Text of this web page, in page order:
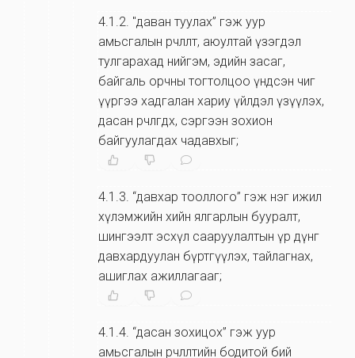
4.1.2. "даван туулах” гэж уур
амьсгалын өөрчлөлт, аюултай үзэгдэл
тулгарахад нийгэм, эдийн засаг,
байгаль орчны тогтолцоо үндсэн чиг
үүргээ хадгалан хариу үйлдэл үзүүлэх,
дасан өөрчлөгдөх, сэргээн зохион
байгуулагдах чадавхыг;
4.1.3. “давхар тооллого” гэж нэг ижил
хүлэмжийн хийн ялгарлын бууралт,
шингээлт эсхүл сааруулалтын үр дүнг
давхардуулан бүртгүүлэх, тайлагнах,
ашиглах ажиллагааг;
4.1.4. “дасан зохицох” гэж уур
амьсгалын өөрчлөлтийн бодитой бий